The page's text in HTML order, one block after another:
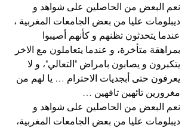
نعم البعض من الحاصلين على شواهد و
ديبلومات عليا من بعض الجامعات المغربية ،
عندما يتحدثون تظنهم و كأنهم أصيبوا
بمراهقة متأخرة، و عندما يتعاملون مع الاخر
يتكبرون و يصابون بامراض "التعالي"، و لا
يعرفون حتى أبجديات الاحترام … يا لهم من
مغرورين تائهين تافهين …
نعم البعض من الحاصلين على شواهد و
ديبلومات عليا من بعض الجامعات المغربية،